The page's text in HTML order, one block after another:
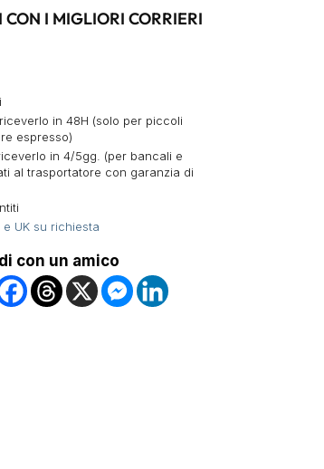
I MIGLIORI CORRIERI
in 48H (solo per piccoli
espresso)
in 4/5gg. (per bancali e
al trasportatore con garanzia di
UK su richiesta
con un amico